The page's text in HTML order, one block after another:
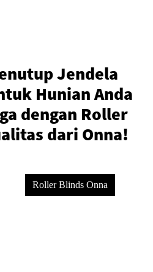
Jendela
Hunian Anda
dengan Roller
dari Onna!
Roller Blinds Onna